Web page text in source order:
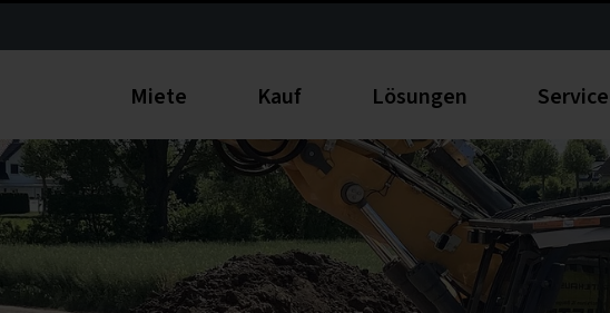
Miete Kauf Lösungen Service